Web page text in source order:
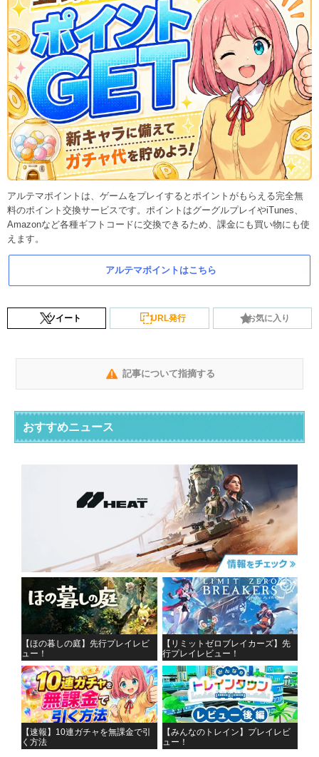
アルテマポイントは、ゲームをプレイするとポイントがもらえる完全無
料のポイント交換サービスです。ポイントはグーグルプレイやiTunes、
Amazonなど各種ギフトコードに交換できるため、課金にも買い物にも使
えます。
アルテマポイントはこちら
ツイート URL発行 お気に入り
記事について指摘する
おすすめニュース
【ほの暮しの庭】先行プレイレビ
ュー！
【リミットゼロブレイカーズ】先
行プレイレビュー！
【速報】10連ガチャを無課金で引
く方法
【みんなのトレイン】プレイレビ
ュー！